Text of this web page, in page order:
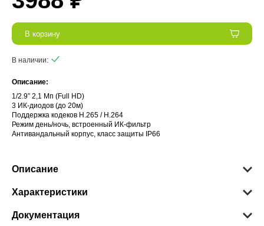
В корзину
В наличии:
Описание:
1/2.9” 2,1 Мп (Full HD)
3 ИК-диодов (до 20м)
Поддержка кодеков H.265 / H.264
Режим день/ночь, встроенный ИК-фильтр
Антивандальный корпус, класс защиты IР66
Описание
Характеристики
Документация